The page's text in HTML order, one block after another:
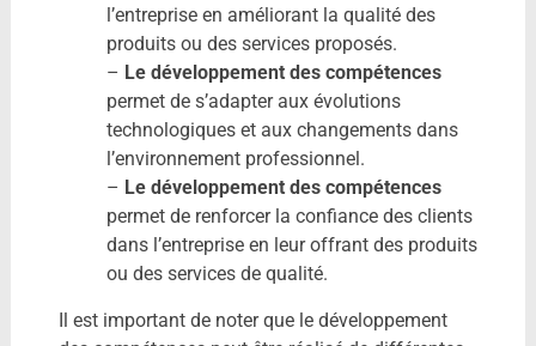
l’entreprise en améliorant la qualité des
produits ou des services proposés.
– Le développement des compétences
permet de s’adapter aux évolutions
technologiques et aux changements dans
l’environnement professionnel.
– Le développement des compétences
permet de renforcer la confiance des clients
dans l’entreprise en leur offrant des produits
ou des services de qualité.
Il est important de noter que le développement